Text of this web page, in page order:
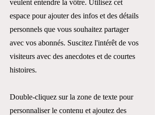
veulent entendre la vôtre. Utilisez cet
espace pour ajouter des infos et des détails
personnels que vous souhaitez partager
avec vos abonnés. Suscitez l'intérêt de vos
visiteurs avec des anecdotes et de courtes
histoires. ​
Double-cliquez sur la zone de texte pour
personnaliser le contenu et ajoutez des